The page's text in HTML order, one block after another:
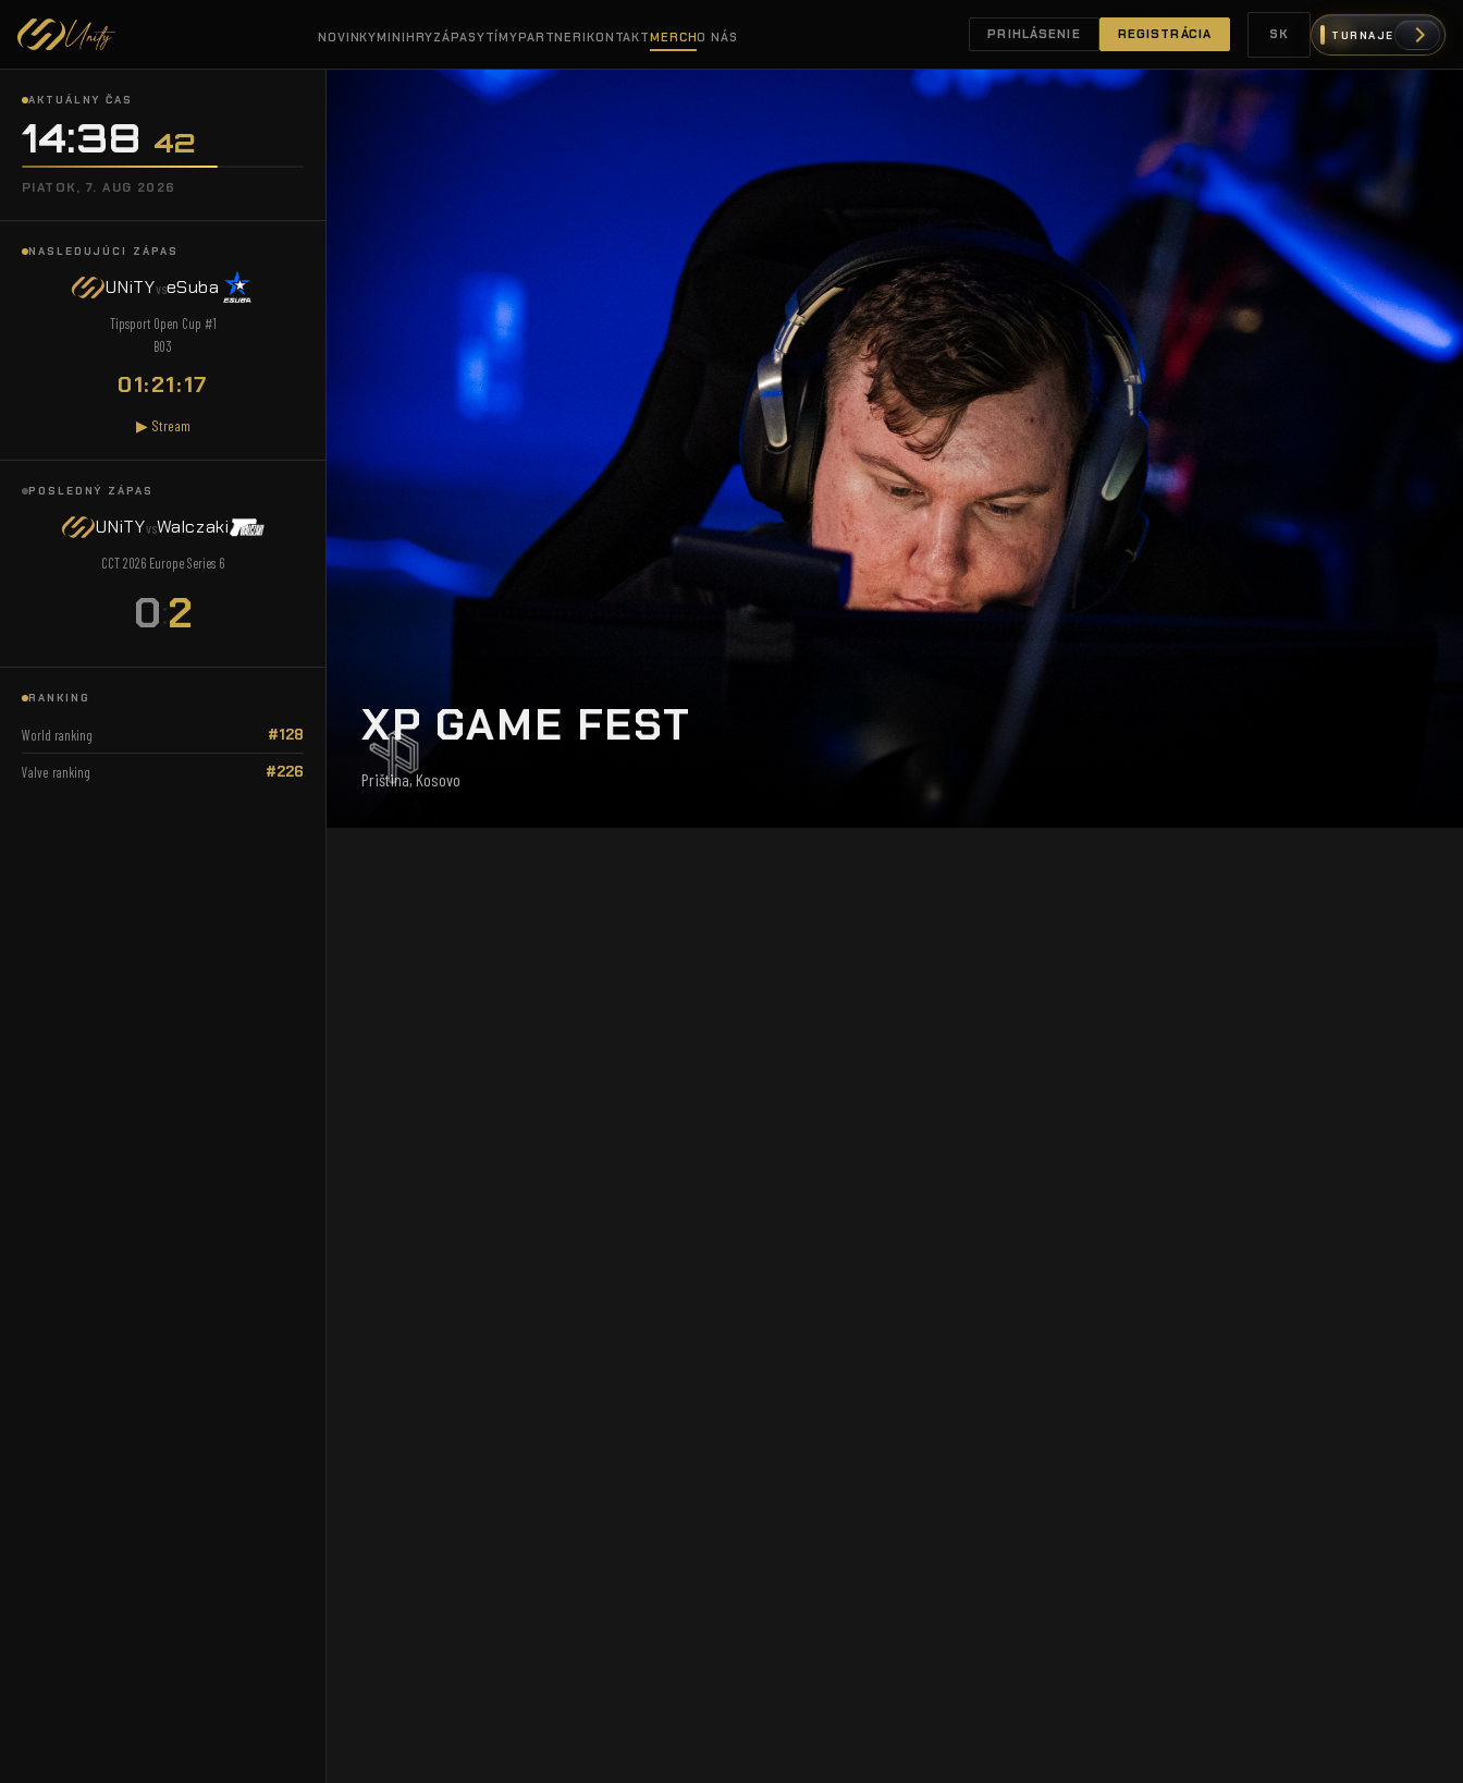
NOVINKYMINIHRYZÁPASYTÍMYPARTNERIKONTAKTMERCHO NÁS PRIHLÁSENIE REGISTRÁCIA SK TURNAJE
AKTUÁLNY ČAS
14:38 43
PIATOK, 7. AUG 2026
NASLEDUJÚCI ZÁPAS
UNiTYvseSuba
Tipsport Open Cup #1
BO3
01:21:16
▶ Stream
POSLEDNÝ ZÁPAS
UNiTYvsWalczaki
CCT 2026 Europe Series 6
0:2
RANKING
World ranking #128
Valve ranking #226
XP GAME FEST
Priština, Kosovo